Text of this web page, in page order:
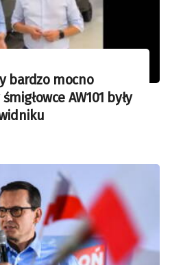
bardzo mocno
AW101 były